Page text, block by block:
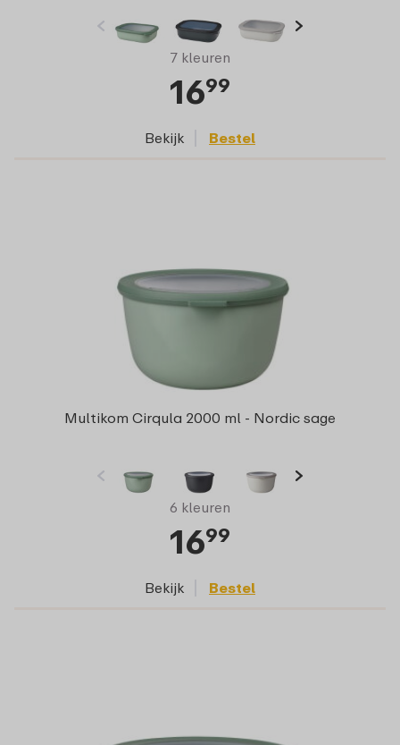
7 kleuren
1699
Bekijk Bestel
Multikom Cirqula 2000 ml - Nordic sage
6 kleuren
1699
Bekijk Bestel